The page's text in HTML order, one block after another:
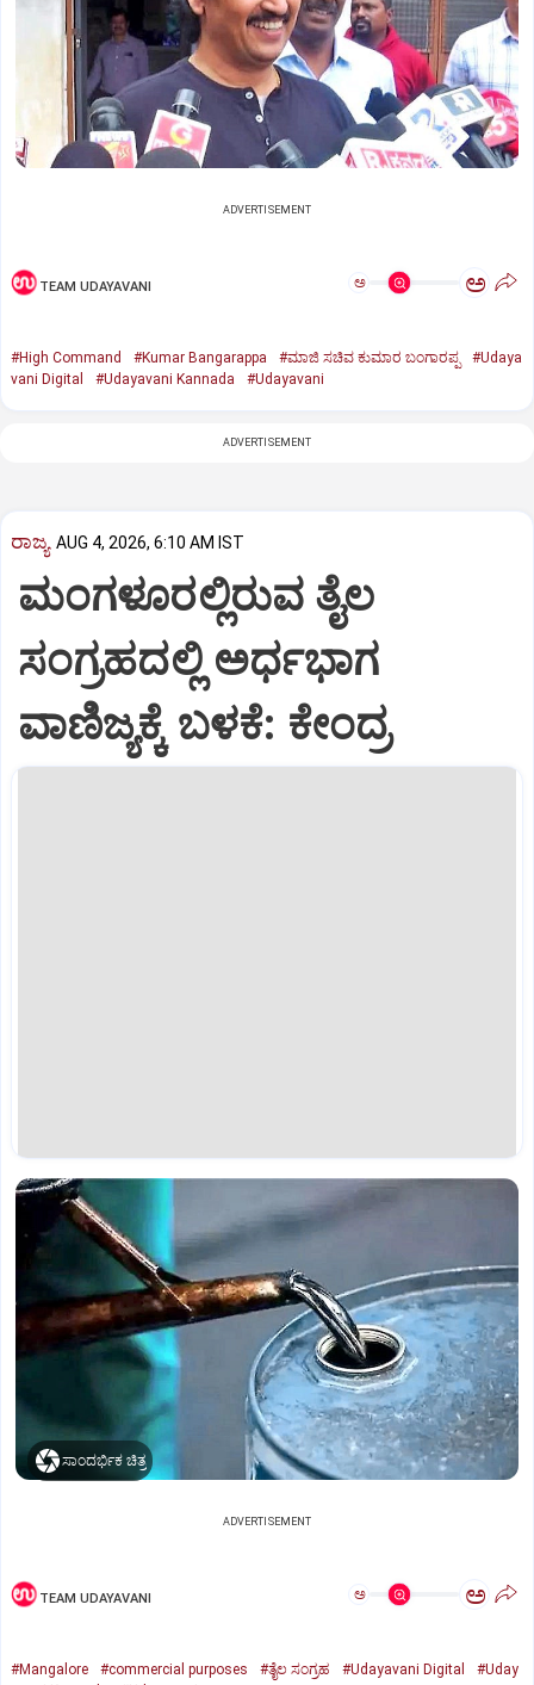
ADVERTISEMENT
TEAM UDAYAVANI ಅ ಅ
#High Command #Kumar Bangarappa #ಮಾಜಿ ಸಚಿವ ಕುಮಾರ ಬಂಗಾರಪ್ಪ
#Udaya
vani Digital
#Udayavani Kannada #Udayavani
ADVERTISEMENT
ರಾಜ್ಯ AUG 4, 2026, 6:10 AM IST
ಮಂಗಳೂರಲ್ಲಿರುವ ತೈಲ
ಸಂಗ್ರಹದಲ್ಲಿ ಅರ್ಧಭಾಗ
ವಾಣಿಜ್ಯಕ್ಕೆ ಬಳಕೆ: ಕೇಂದ್ರ
ಸಾಂದರ್ಭಿಕ ಚಿತ್ರ
ADVERTISEMENT
TEAM UDAYAVANI ಅ ಅ
#Mangalore #commercial purposes #ತೈಲ ಸಂಗ್ರಹ #Udayavani Digital
#Uday